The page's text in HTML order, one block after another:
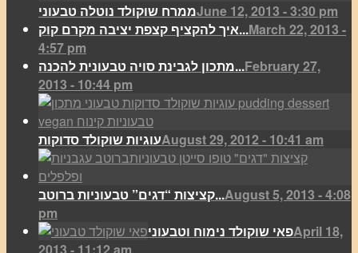
ממרח שוקולד נוטלה טבעוניJune 12, 2013 - 3:30 pm
איך להקציף קצפת יציבה מקרם קוק...March 22, 2013 -
4:57 pm
מתכון לגבינת סויה טבעונית להכנה...February 27,
2013 - 10:44 pm
עוגיות שוקולד סדוקותAugust 29, 2012 - 10:41 am
קציצות “דגים” טבעוניות ברוטב...August 5, 2013 - 4:08
pm
פאי שוקולד נימוח וטבעוניApril 18,
2013 - 11:12 am